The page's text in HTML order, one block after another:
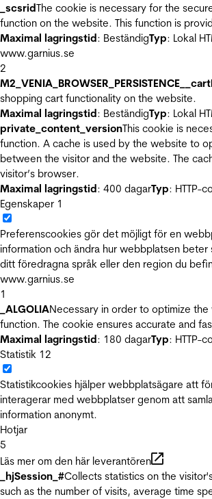
_scsridThe cookie is necessary for the
function on the website. This function is
Maximal lagringstid: BeständigTyp: Lokal
www.garnius.se
2
shopping cart functionality on the website.
Maximal lagringstid: BeständigTyp: Lokal
private_content_versionThis cookie is
function. A cache is used by the website to
between the visitor and the website. The
visitor’s browser.
Maximal lagringstid: 400 dagarTyp: HTTP-
Egenskaper 1
Preferenscookies gör det möjligt för en
information och ändra hur webbplatsen beter
ditt föredragna språk eller den region du
www.garnius.se
1
_ALGOLIANecessary in order to optimize
function. The cookie ensures accurate and
Maximal lagringstid: 180 dagarTyp: HTTP-
Statistik 12
Statistikcookies hjälper webbplatsägare att
interagerar med webbplatser genom att
information anonymt.
Hotjar
5
Läs mer om den här leverantören
_hjSession_#Collects statistics on the
such as the number of visits, average time